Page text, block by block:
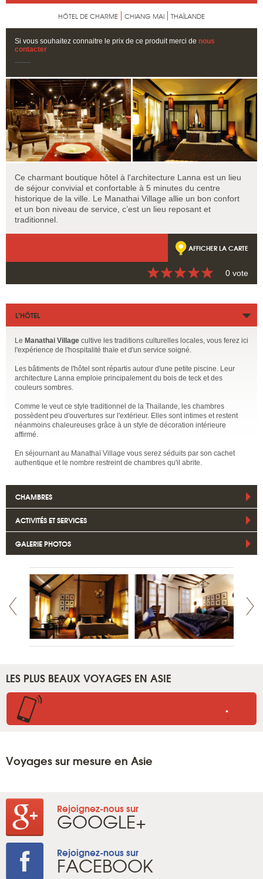
HÔTEL DE CHARME CHIANG MAI THAÏLANDE
Si vous souhaitez connaitre le prix de ce produit merci de nous
contacter
Ce charmant boutique hôtel à l'architecture Lanna est un lieu
de séjour convivial et confortable à 5 minutes du centre
historique de la ville. Le Manathai Village allie un bon confort
et un bon niveau de service, c’est un lieu reposant et
traditionnel.
AFFICHER LA CARTE
0 vote
L’HÔTEL
Le Manathai Village cultive les traditions culturelles locales, vous ferez ici
l'expérience de l'hospitalité thaïe et d'un service soigné.
Les bâtiments de l'hôtel sont répartis autour d'une petite piscine. Leur
architecture Lanna emploie principalement du bois de teck et des
couleurs sombres.
Comme le veut ce style traditionnel de la Thaïlande, les chambres
possèdent peu d'ouvertures sur l'extérieur. Elles sont intimes et restent
néanmoins chaleureuses grâce à un style de décoration intérieure
affirmé.
En séjournant au Manathaï Village vous serez séduits par son cachet
authentique et le nombre restreint de chambres qu'il abrite.
CHAMBRES
ACTIVITÉS ET SERVICES
GALERIE PHOTOS
LES PLUS BEAUX VOYAGES EN ASIE
..
Voyages sur mesure en Asie
Rejoignez-nous sur
GOOGLE+
Rejoignez-nous sur
FACEBOOK